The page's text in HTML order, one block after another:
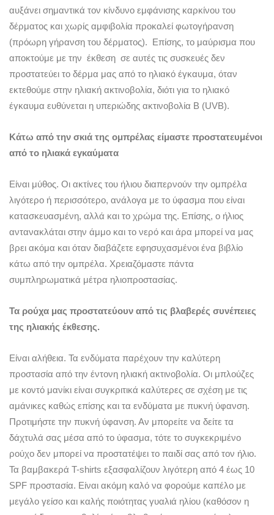
αυξάνει σημαντικά τον κίνδυνο εμφάνισης καρκίνου του
δέρματος και χωρίς αμφιβολία προκαλεί φωτογήρανση
(πρόωρη γήρανση του δέρματος). Επίσης, το μαύρισμα που
αποκτούμε με την έκθεση σε αυτές τις συσκευές δεν
προστατεύει το δέρμα μας από το ηλιακό έγκαυμα, όταν
εκτεθούμε στην ηλιακή ακτινοβολία, διότι για το ηλιακό
έγκαυμα ευθύνεται η υπεριώδης ακτινοβολία Β (UVB).
Κάτω από την σκιά της ομπρέλας είμαστε προστατευμένοι
από το ηλιακά εγκαύματα
Είναι μύθος. Oι ακτίνες του ήλιου διαπερνούν την ομπρέλα
λιγότερο ή περισσότερο, ανάλογα με το ύφασμα που είναι
κατασκευασμένη, αλλά και το χρώμα της. Επίσης, ο ήλιος
αντανακλάται στην άμμο και το νερό και άρα μπορεί να μας
βρει ακόμα και όταν διαβάζετε εφησυχασμένοι ένα βιβλίο
κάτω από την ομπρέλα. Χρειαζόμαστε πάντα
συμπληρωματικά μέτρα ηλιοπροστασίας.
Τα ρούχα μας προστατεύουν από τις βλαβερές συνέπειες
της ηλιακής έκθεσης.
Είναι αλήθεια. Τα ενδύματα παρέχουν την καλύτερη
προστασία από την έντονη ηλιακή ακτινοβολία. Οι μπλούζες
με κοντό μανίκι είναι συγκριτικά καλύτερες σε σχέση με τις
αμάνικες καθώς επίσης και τα ενδύματα με πυκνή ύφανση.
Προτιμήστε την πυκνή ύφανση. Αν μπορείτε να δείτε τα
δάχτυλά σας μέσα από το ύφασμα, τότε το συγκεκριμένο
ρούχο δεν μπορεί να προστατέψει το παιδί σας από τον ήλιο.
Τα βαμβακερά T-shirts εξασφαλίζουν λιγότερη από 4 έως 10
SPF προστασία. Είναι ακόμη καλό να φορούμε καπέλο με
μεγάλο γείσο και καλής ποιότητας γυαλιά ηλίου (καθόσον η